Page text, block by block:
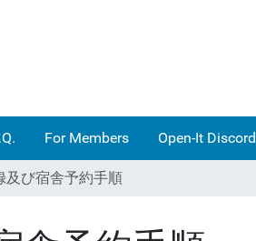
For Members Open-It Discord
及び宿舎予約手順